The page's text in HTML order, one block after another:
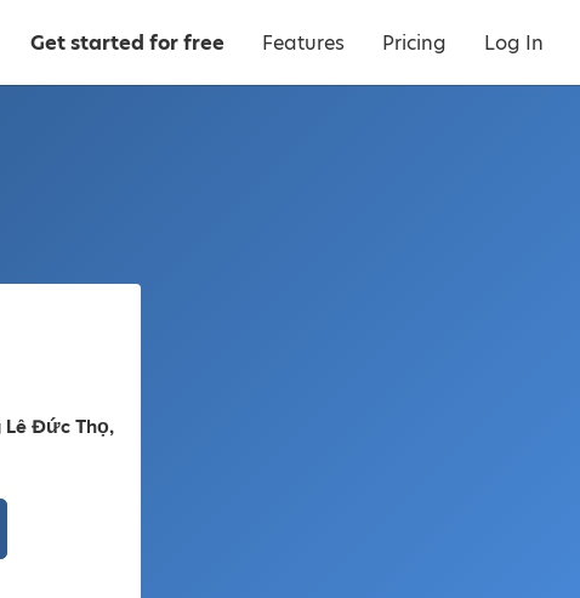
Get started for free Features Pricing Log In
Lê Đức Thọ,